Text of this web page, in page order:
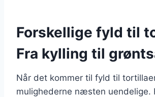
Forskellige fyld til
Fra kylling til
Når det kommer til fyld til
mulighederne næsten uendelige.